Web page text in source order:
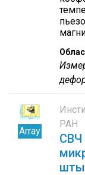
Array
РАН
СВЧ